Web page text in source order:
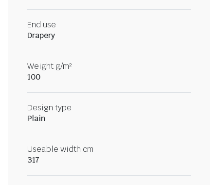
End use
Drapery
Weight g/m²
100
Design type
Plain
Useable width cm
317